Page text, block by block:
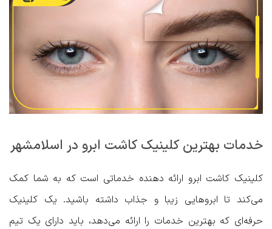
خدمات بهترین کلینیک کاشت ابرو در اسلامشهر
کلینیک کاشت ابرو ارائه دهنده خدماتی است که به شما کمک
می‌کند تا ابروهایی زیبا و جذاب داشته باشید. یک کلینیک
حرفه‌ای که بهترین خدمات را ارائه می‌دهد، باید دارای یک تیم